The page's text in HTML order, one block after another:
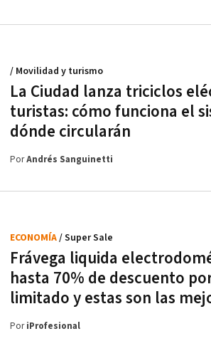
La Ciudad lanza triciclos
turistas: cómo funciona el
dónde circularán
/ Movilidad y turismo
PorAndrés Sanguinetti
Frávega liquida
hasta 70% de descuento
limitado y estas son las
ECONOMÍA/ Super Sale
PoriProfesional